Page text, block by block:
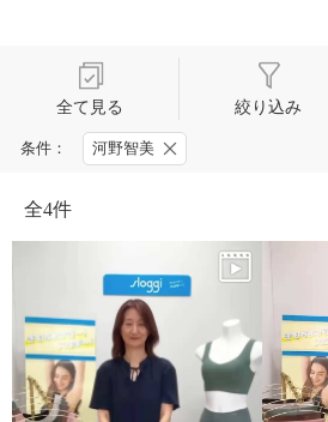
全て見る 絞り込み
条件： 河野智美
全4件